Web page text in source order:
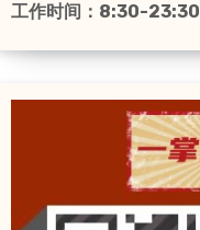
工作时间：8:30-23:30